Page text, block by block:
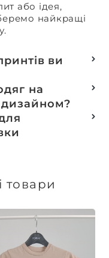
або ідея,
найкращі
ви
на
колекцій
включає підбір
та
виробу.
замовлень
товари